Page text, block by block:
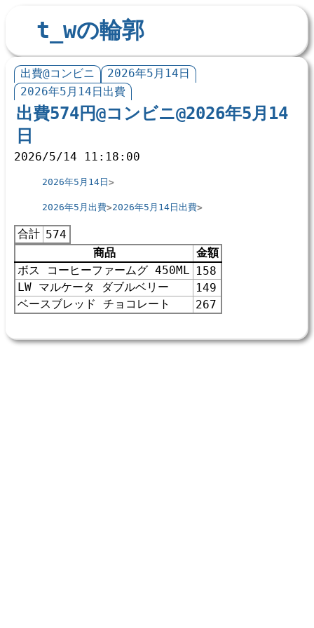
t_wの輪郭
出費@コンビニ
2026年5月14日
2026年5月14日出費
出費574円@コンビニ@2026年5月14
日
2026/5/14 11:18:00
2026年5月14日
2026年5月出費 2026年5月14日出費
合計 574
商品
金額
ボス コーヒーファームグ 450ML
158
LW マルケータ ダブルベリー
149
ベースブレッド チョコレート
267